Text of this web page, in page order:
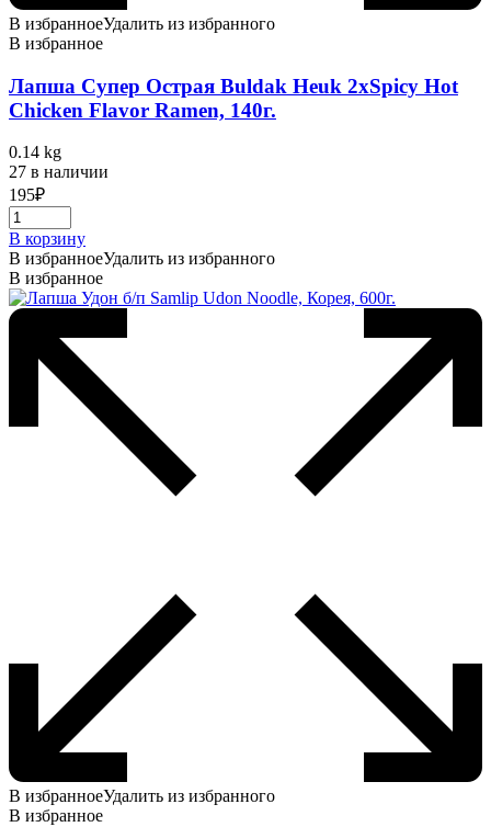
В избранноеУдалить из избранного
В избранное
Лапша Супер Острая Buldak Heuk 2хSpicy Hot
Chicken Flavor Ramen, 140г.
0.14 kg
27 в наличии
195₽
В корзину
В избранноеУдалить из избранного
В избранное
В избранноеУдалить из избранного
В избранное